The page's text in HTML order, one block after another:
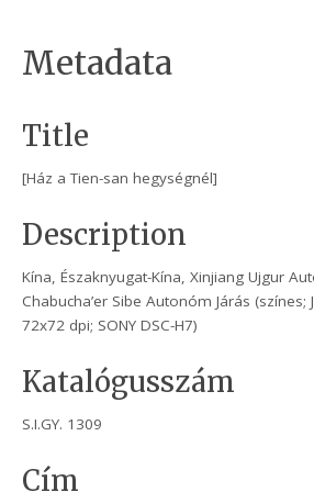
Metadata
Title
[Ház a Tien-san hegységnél]
Description
Kína, Északnyugat-Kína, Xinjiang Ujgur
Chabucha’er Sibe Autonóm Járás (színes;
72x72 dpi; SONY DSC-H7)
Katalógusszám
S.I.GY. 1309
Cím